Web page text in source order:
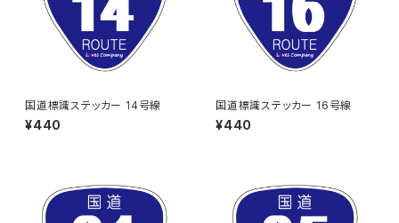
国道標識ステッカー 14号線
¥440
国道標識ステッカー 16号線
¥440